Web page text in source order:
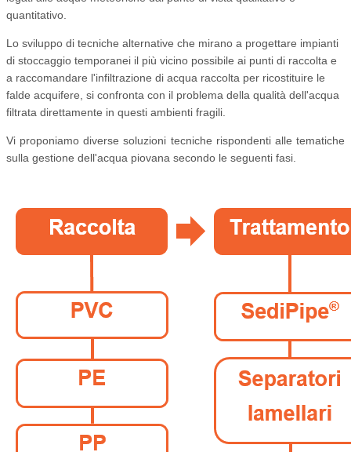
quantitativo.
Lo sviluppo di tecniche alternative che mirano a progettare impianti
di stoccaggio temporanei il più vicino possibile ai punti di raccolta e
a raccomandare l'infiltrazione di acqua raccolta per ricostituire le
falde acquifere, si confronta con il problema della qualità dell'acqua
filtrata direttamente in questi ambienti fragili.
Vi proponiamo diverse soluzioni tecniche rispondenti alle tematiche
sulla gestione dell'acqua piovana secondo le seguenti fasi.